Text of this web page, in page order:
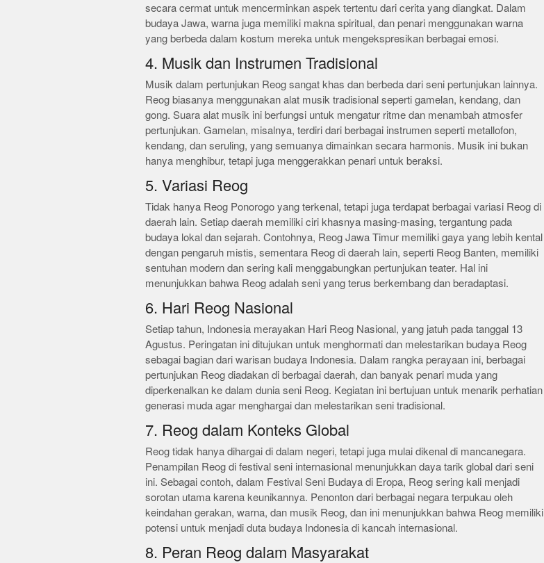
secara cermat untuk mencerminkan aspek tertentu dari cerita yang diangkat. Dalam
budaya Jawa, warna juga memiliki makna spiritual, dan penari menggunakan warna
yang berbeda dalam kostum mereka untuk mengekspresikan berbagai emosi.
4. Musik dan Instrumen Tradisional
Musik dalam pertunjukan Reog sangat khas dan berbeda dari seni pertunjukan lainnya.
Reog biasanya menggunakan alat musik tradisional seperti gamelan, kendang, dan
gong. Suara alat musik ini berfungsi untuk mengatur ritme dan menambah atmosfer
pertunjukan. Gamelan, misalnya, terdiri dari berbagai instrumen seperti metallofon,
kendang, dan seruling, yang semuanya dimainkan secara harmonis. Musik ini bukan
hanya menghibur, tetapi juga menggerakkan penari untuk beraksi.
5. Variasi Reog
Tidak hanya Reog Ponorogo yang terkenal, tetapi juga terdapat berbagai variasi Reog di
daerah lain. Setiap daerah memiliki ciri khasnya masing-masing, tergantung pada
budaya lokal dan sejarah. Contohnya, Reog Jawa Timur memiliki gaya yang lebih kental
dengan pengaruh mistis, sementara Reog di daerah lain, seperti Reog Banten, memiliki
sentuhan modern dan sering kali menggabungkan pertunjukan teater. Hal ini
menunjukkan bahwa Reog adalah seni yang terus berkembang dan beradaptasi.
6. Hari Reog Nasional
Setiap tahun, Indonesia merayakan Hari Reog Nasional, yang jatuh pada tanggal 13
Agustus. Peringatan ini ditujukan untuk menghormati dan melestarikan budaya Reog
sebagai bagian dari warisan budaya Indonesia. Dalam rangka perayaan ini, berbagai
pertunjukan Reog diadakan di berbagai daerah, dan banyak penari muda yang
diperkenalkan ke dalam dunia seni Reog. Kegiatan ini bertujuan untuk menarik perhatian
generasi muda agar menghargai dan melestarikan seni tradisional.
7. Reog dalam Konteks Global
Reog tidak hanya dihargai di dalam negeri, tetapi juga mulai dikenal di mancanegara.
Penampilan Reog di festival seni internasional menunjukkan daya tarik global dari seni
ini. Sebagai contoh, dalam Festival Seni Budaya di Eropa, Reog sering kali menjadi
sorotan utama karena keunikannya. Penonton dari berbagai negara terpukau oleh
keindahan gerakan, warna, dan musik Reog, dan ini menunjukkan bahwa Reog memiliki
potensi untuk menjadi duta budaya Indonesia di kancah internasional.
8. Peran Reog dalam Masyarakat